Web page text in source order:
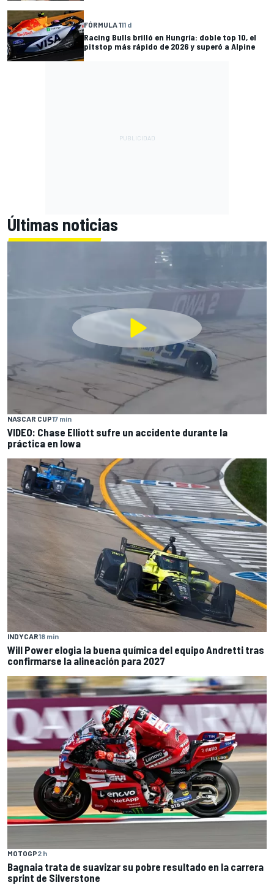
FÓRMULA 111 d
Racing Bulls brilló en Hungría: doble top 10, el
pitstop más rápido de 2026 y superó a Alpine
Últimas noticias
NASCAR CUP17 min
VIDEO: Chase Elliott sufre un accidente durante la
práctica en Iowa
INDYCAR18 min
Will Power elogia la buena química del equipo Andretti tras
confirmarse la alineación para 2027
MOTOGP2 h
Bagnaia trata de suavizar su pobre resultado en la carrera
sprint de Silverstone